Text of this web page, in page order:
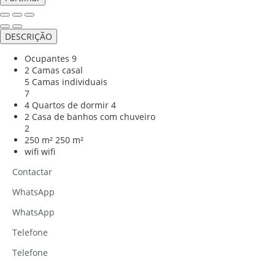
DESCRIÇÃO
Ocupantes 9
2 Camas casal
5 Camas individuais
7
4 Quartos de dormir 4
2 Casa de banhos com chuveiro
2
250 m² 250 m²
wifi wifi
Contactar
WhatsApp
WhatsApp
Telefone
Telefone